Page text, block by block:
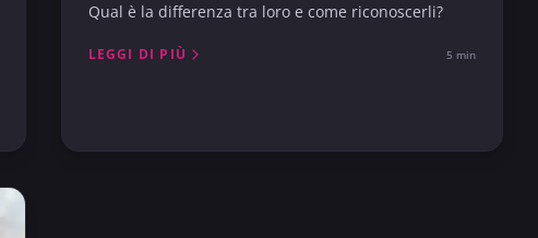
Qual è la differenza tra loro e come riconoscerli?
LEGGI DI PIÙ 5 min